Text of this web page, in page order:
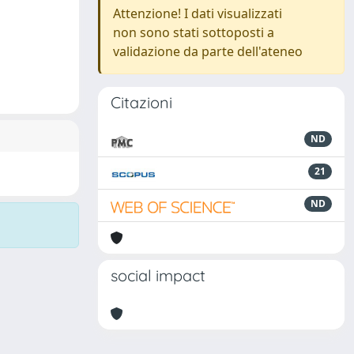
Attenzione! I dati visualizzati
non sono stati sottoposti a
validazione da parte dell'ateneo
Citazioni
ND
21
ND
social impact